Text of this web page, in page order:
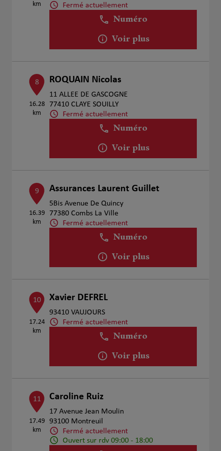
km
Fermé actuellement
Numéro
Voir plus
8
16.28
km
ROQUAIN Nicolas
11 ALLEE DE GASCOGNE
77410 CLAYE SOUILLY
Fermé actuellement
Numéro
Voir plus
9
16.39
km
Assurances Laurent Guillet
5Bis Avenue De Quincy
77380 Combs La Ville
Fermé actuellement
Numéro
Voir plus
10
17.24
km
Xavier DEFREL
93410 VAUJOURS
Fermé actuellement
Numéro
Voir plus
11
17.49
km
Caroline Ruiz
17 Avenue Jean Moulin
93100 Montreuil
Fermé actuellement
Ouvert sur rdv 09:00 - 18:00